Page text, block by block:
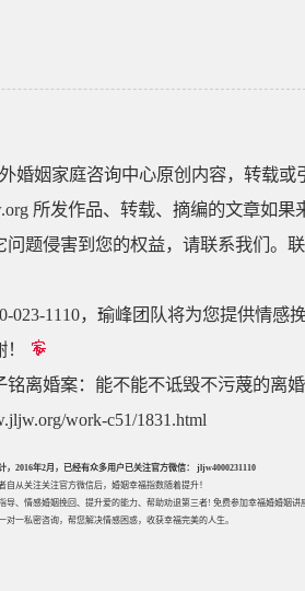
婚姻家庭咨询中心原创内容，转载
所发作品、转载、摘编的文章如
题侵害到您的权益，请联系我们。
023-1110，瑜峰团队将为您提供情
铭离婚案：能不能不诋毁不污蔑的离
work-c51/1831.html
，2016年2月，已经有众多用户已关注官方微信： jljw4000231110
自从关注关注官方微信后，婚姻幸福指数随着提升！
导、 情感婚姻挽回 、提升爱的能力、帮助劝退第三者! 免费参加幸福婚婚姻讲
对一私密咨询，帮您解决情感困惑，收获幸福完美的人生。